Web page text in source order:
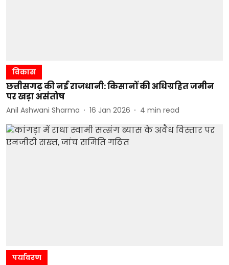
विकास
छत्तीसगढ़ की नई राजधानी: किसानों की अधिग्रहित जमीन
पर खड़ा असंतोष
Anil Ashwani Sharma 16 Jan 2026 4 min read
पर्यावरण